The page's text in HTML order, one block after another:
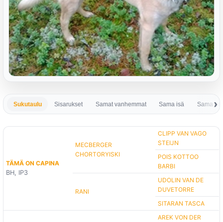
Sukutaulu Sisarukset Samat vanhemmat Sama isä Sama
TÄMÄ ON CAPINA
BH, IP3
MECBERGER
CHORTORYISKI
CLIPP VAN VAGO
STEIJN
POIS KOTTOO
BARBI
RANI
UDOLIN VAN DE
DUVETORRE
SITARAN TASCA
AREK VON DER